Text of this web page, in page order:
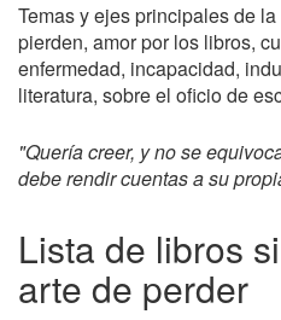
Temas y ejes principales de
pierden, amor por los libros,
enfermedad, incapacidad,
literatura, sobre el oficio de
"Quería creer, y no se
debe rendir cuentas a su
Lista de libros
arte de perder